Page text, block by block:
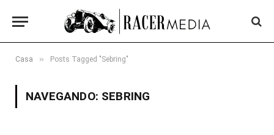
Casa » Posts Tagged "Sebring"
NAVEGANDO: SEBRING